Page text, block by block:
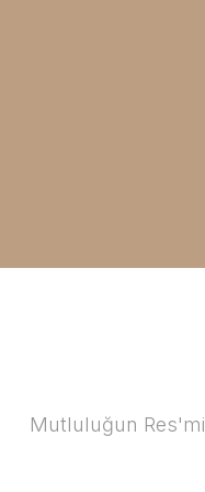
Mutluluğun Res'mi